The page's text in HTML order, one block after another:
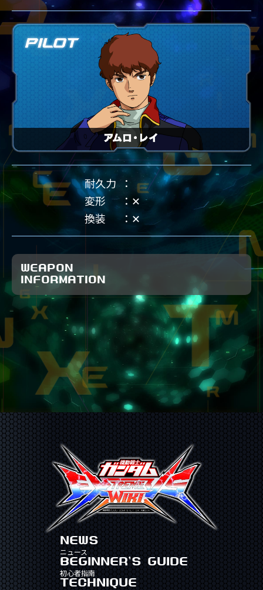
耐久力
変形
✕
換装
✕
WEAPON
INFORMATION
NEWS
ニュース
BEGINNER'S GUIDE
初心者指南
TECHNIQUE